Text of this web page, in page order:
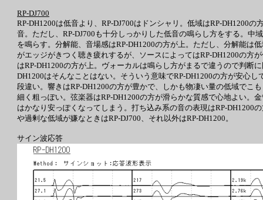
RP-DJ700
RP-DH1200は低音より、RP-DJ700はドンシャリ。低域はRP-DH1200
音。ただし、RP-DJ700も十分しっかりした低音の鳴らし方をする。中
を鳴らす。分解能、音場感はRP-DH1200の方が上。ただし、分解能は
がエッジがきつく聴き疲れするが、ソースによってはRP-DH1200の方
はRP-DH1200の方が上。ヴォーカルは鳴らし方がまるで違うので判断
DH1200はそんなことはない。そういう意味でRP-DH1200の方が安心
段違い。響きはRP-DH1200の方が豊かで、しかも物凄い量の低域でこ
細く粗っぽい。弦楽器はRP-DH1200の方が滑らかな質感で心地よい。
はかなり安っぽくなってしまう。打ち込み系の音の表現はRP-
や過剰な低域が嫌なときはRP-DJ700、それ以外はRP-DH1200。
サイン波応答